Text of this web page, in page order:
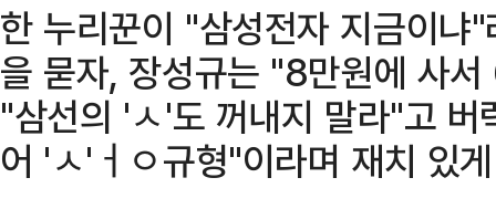
한 누리꾼이 "삼성전자 지금이냐
을 묻자, 장성규는 "8만원에 사
"삼선의 'ㅅ'도 꺼내지 말라"고
어 'ㅅ'ㅓㅇ규형"이라며 재치 있